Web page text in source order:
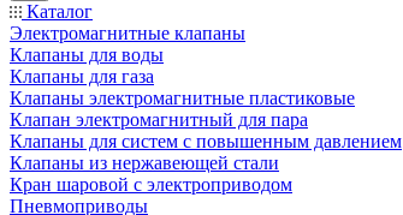
Каталог
Электромагнитные клапаны
Клапаны для воды
Клапаны для газа
Клапаны электромагнитные пластиковые
Клапан электромагнитный для пара
Клапаны для систем с повышенным давлением
Клапаны из нержавеющей стали
Кран шаровой с электроприводом
Пневмоприводы